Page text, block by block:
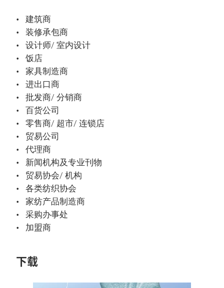
建筑商
装修承包商
设计师/ 室内设计
饭店
家具制造商
进出口商
批发商/ 分销商
百货公司
零售商/ 超市/ 连锁店
贸易公司
代理商
新闻机构及专业刊物
贸易协会/ 机构
各类纺织协会
家纺产品制造商
采购办事处
加盟商
下载